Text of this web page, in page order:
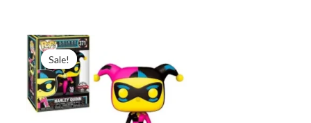
Sale!
Sale!
Pierwotna
cena
wynosiła:
214,23 zł.
wynosi:
164,79 zł.